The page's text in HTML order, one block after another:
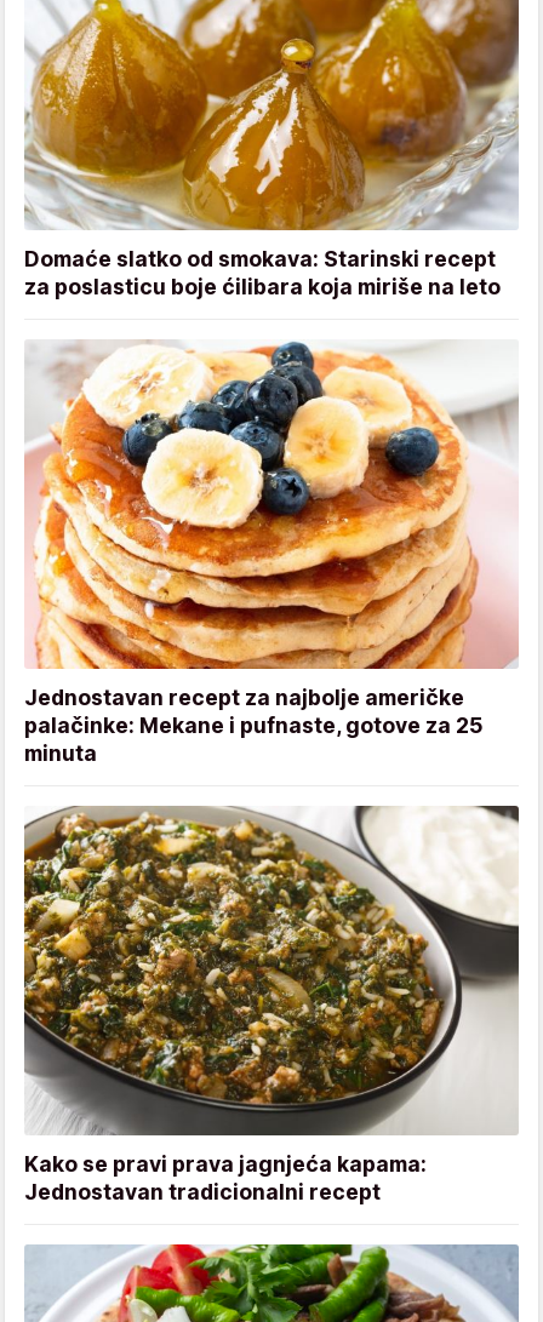
Domaće slatko od smokava: Starinski recept
za poslasticu boje ćilibara koja miriše na leto
Jednostavan recept za najbolje američke
palačinke: Mekane i pufnaste, gotove za 25
minuta
Kako se pravi prava jagnjeća kapama:
Jednostavan tradicionalni recept